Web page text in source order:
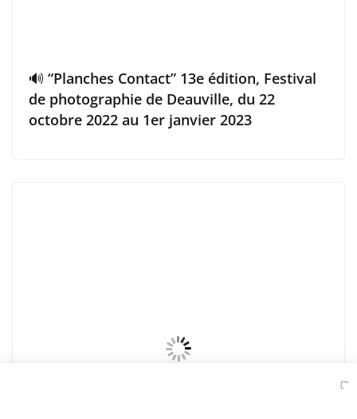
🔊 “Planches Contact” 13e édition, Festival
de photographie de Deauville, du 22
octobre 2022 au 1er janvier 2023